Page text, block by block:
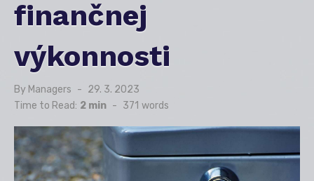
finančnej
výkonnosti
By Managers
Posted
on
29. 3. 2023
Time to Read: 2 min - 371 words